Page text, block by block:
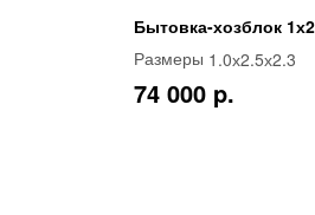
Бытовка-хозблок
Размеры 1.0х2.5х2.3
74 000 p.